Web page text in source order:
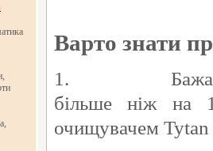
Варто знати
1.
більше ніж на
очищувачем Tytan